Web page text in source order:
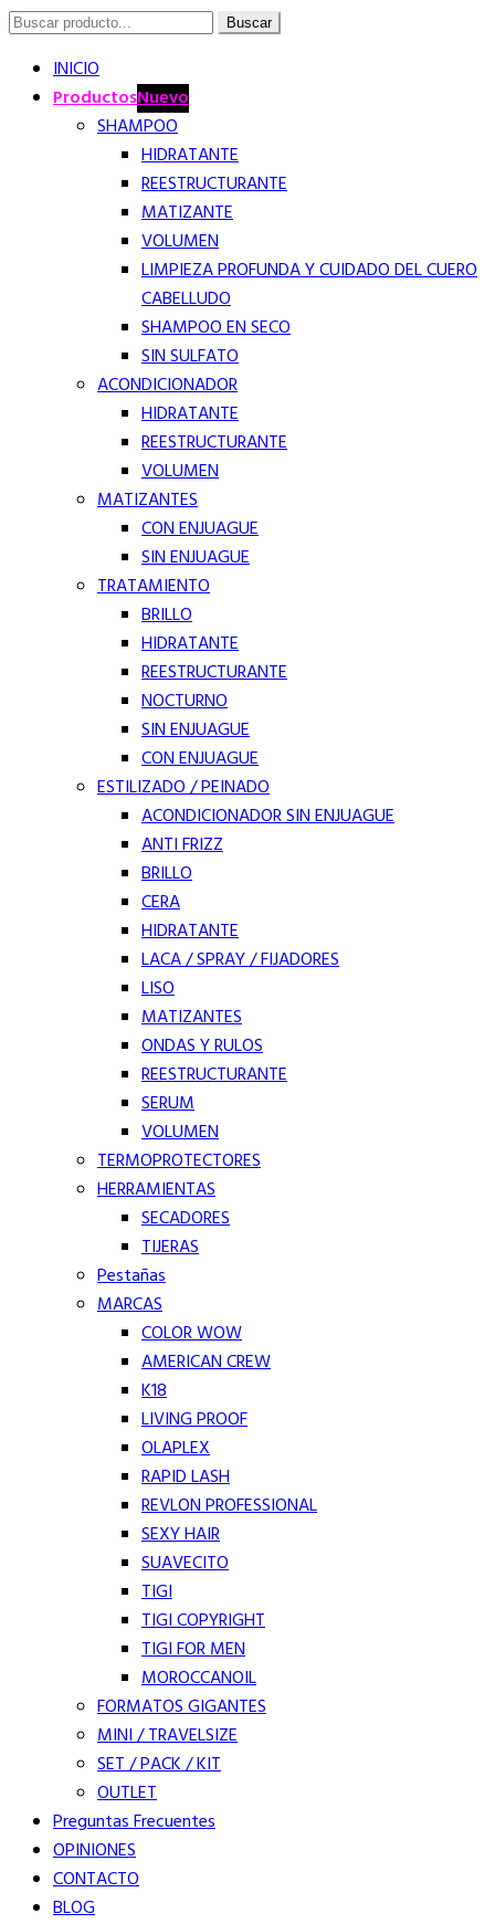
Buscar
Buscar
INICIO
ProductosNuevo
SHAMPOO
HIDRATANTE
REESTRUCTURANTE
MATIZANTE
VOLUMEN
LIMPIEZA PROFUNDA Y CUIDADO DEL CUERO
CABELLUDO
SHAMPOO EN SECO
SIN SULFATO
ACONDICIONADOR
HIDRATANTE
REESTRUCTURANTE
VOLUMEN
MATIZANTES
CON ENJUAGUE
SIN ENJUAGUE
TRATAMIENTO
BRILLO
HIDRATANTE
REESTRUCTURANTE
NOCTURNO
SIN ENJUAGUE
CON ENJUAGUE
ESTILIZADO / PEINADO
ACONDICIONADOR SIN ENJUAGUE
ANTI FRIZZ
BRILLO
CERA
HIDRATANTE
LACA / SPRAY / FIJADORES
LISO
MATIZANTES
ONDAS Y RULOS
REESTRUCTURANTE
SERUM
VOLUMEN
TERMOPROTECTORES
HERRAMIENTAS
SECADORES
TIJERAS
Pestañas
MARCAS
COLOR WOW
AMERICAN CREW
K18
LIVING PROOF
OLAPLEX
RAPID LASH
REVLON PROFESSIONAL
SEXY HAIR
SUAVECITO
TIGI
TIGI COPYRIGHT
TIGI FOR MEN
MOROCCANOIL
FORMATOS GIGANTES
MINI / TRAVELSIZE
SET / PACK / KIT
OUTLET
Preguntas Frecuentes
OPINIONES
CONTACTO
BLOG